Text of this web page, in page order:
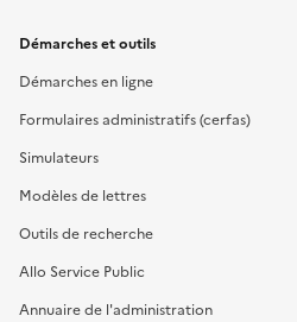
Démarches et outils
Démarches en ligne
Formulaires administratifs (cerfas)
Simulateurs
Modèles de lettres
Outils de recherche
Allo Service Public
Annuaire de l'administration